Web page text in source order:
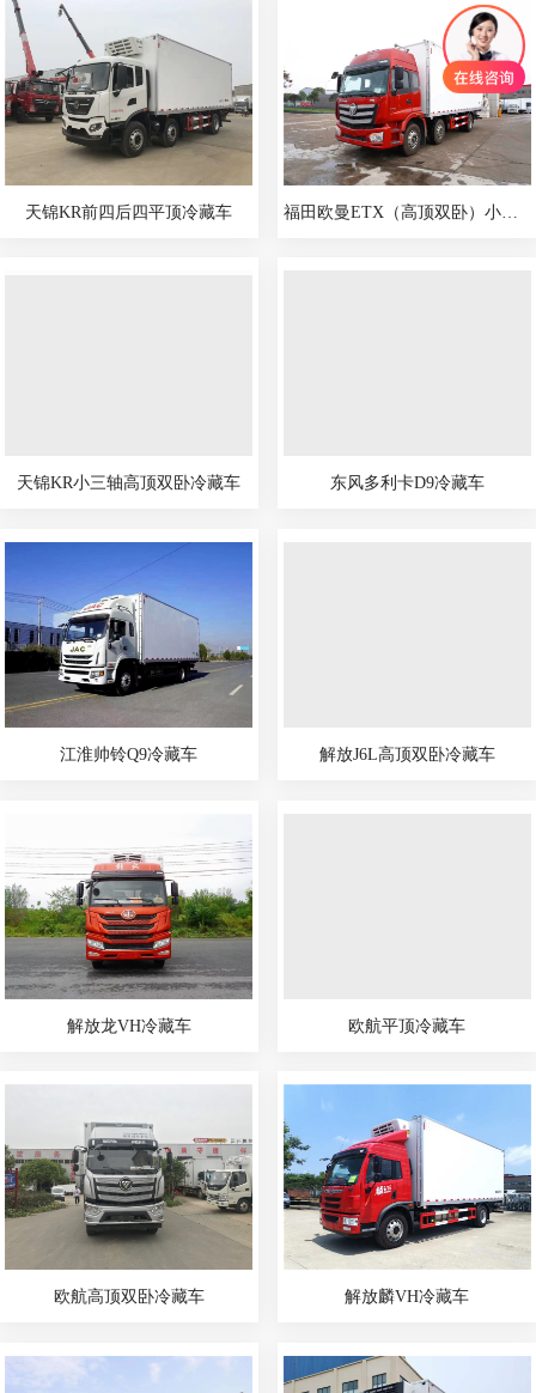
天锦KR前四后四平顶冷藏车 福田欧曼ETX（高顶双卧）小三轴冷藏车
天锦KR小三轴高顶双卧冷藏车 东风多利卡D9冷藏车
江淮帅铃Q9冷藏车 解放J6L高顶双卧冷藏车
解放龙VH冷藏车 欧航平顶冷藏车
欧航高顶双卧冷藏车 解放麟VH冷藏车